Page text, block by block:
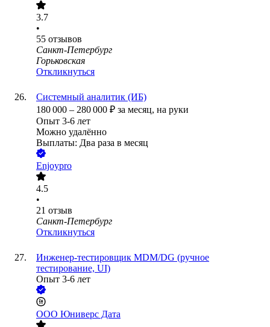
3.7
•
55 отзывов
Санкт-Петербург
Горьковская
Откликнуться
Системный аналитик (ИБ)
180 000 – 280 000 ₽ за месяц, на руки
Опыт 3-6 лет
Можно удалённо
Выплаты: Два раза в месяц
Enjoypro
4.5
•
21 отзыв
Санкт-Петербург
Откликнуться
Инженер-тестировщик MDM/DG (ручное
тестирование, UI)
Опыт 3-6 лет
ООО Юниверс Дата